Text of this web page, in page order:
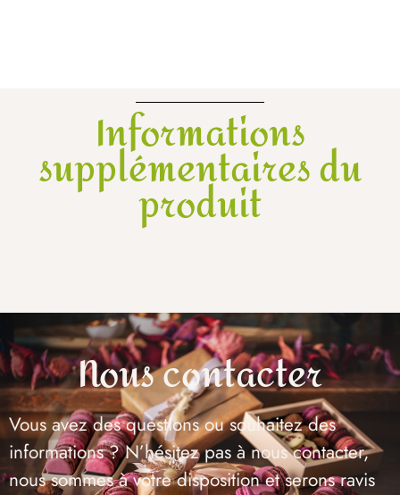
Informations
supplémentaires du
produit
Nous contacter
Vous avez des questions ou souhaitez des
informations ? N’hésitez pas à nous contacter,
nous sommes à votre disposition et serons ravis